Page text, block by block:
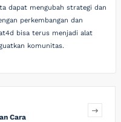
dapat mengubah strategi dan
perkembangan dan
bisa terus menjadi alat
komunitas.
Cara